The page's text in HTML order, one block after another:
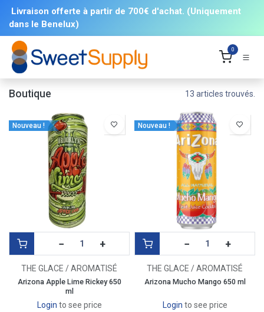
Livraison offerte à partir de 700€ d'achat. (Uniquement
dans le Benelux)
0
Boutique 13 articles trouvés.
Nouveau !
− +
THE GLACE / AROMATISÉ
Arizona Apple Lime Rickey 650
ml
Login to see price
Nouveau !
− +
THE GLACE / AROMATISÉ
Arizona Mucho Mango 650 ml
Login to see price